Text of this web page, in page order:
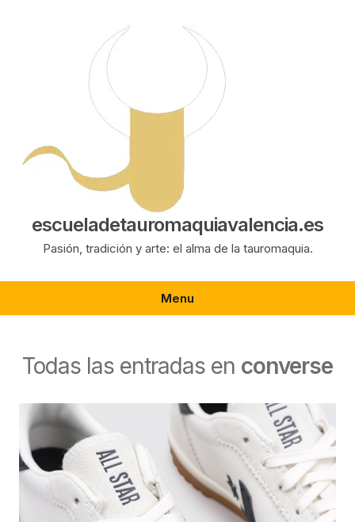
escueladetauromaquiavalencia.es
Pasión, tradición y arte: el alma de la tauromaquia.
Menu
Todas las entradas en converse